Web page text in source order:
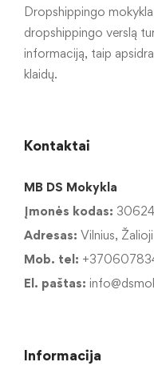
Dropshippingo
dropshippingo verslą
informaciją, taip
klaidų.
Kontaktai
MB DS Mokykla
Įmonės kodas:
Adresas: Vilnius,
Mob. tel:
El. paštas:
Informacija